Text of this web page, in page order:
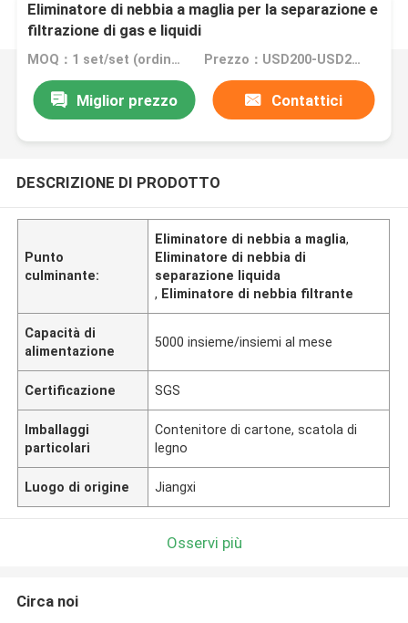
Eliminatore di nebbia a maglia per la separazione e
filtrazione di gas e liquidi
MOQ：1 set/set (ordine minimo) Prezzo：USD200-USD2000
Miglior prezzo Contattici
DESCRIZIONE DI PRODOTTO
Punto
culminante:
Eliminatore di nebbia a maglia,
Eliminatore di nebbia di
separazione liquida
, Eliminatore di nebbia filtrante
Capacità di
alimentazione
5000 insieme/insiemi al mese
Certificazione SGS
Imballaggi
particolari
Contenitore di cartone, scatola di
legno
Luogo di origine Jiangxi
Osservi più
Circa noi